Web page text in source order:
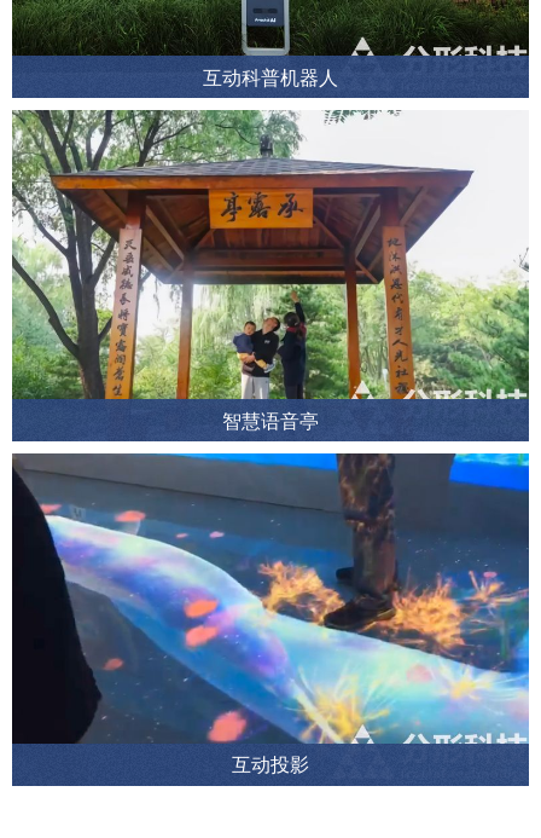
互动科普机器人
智慧语音亭
互动投影